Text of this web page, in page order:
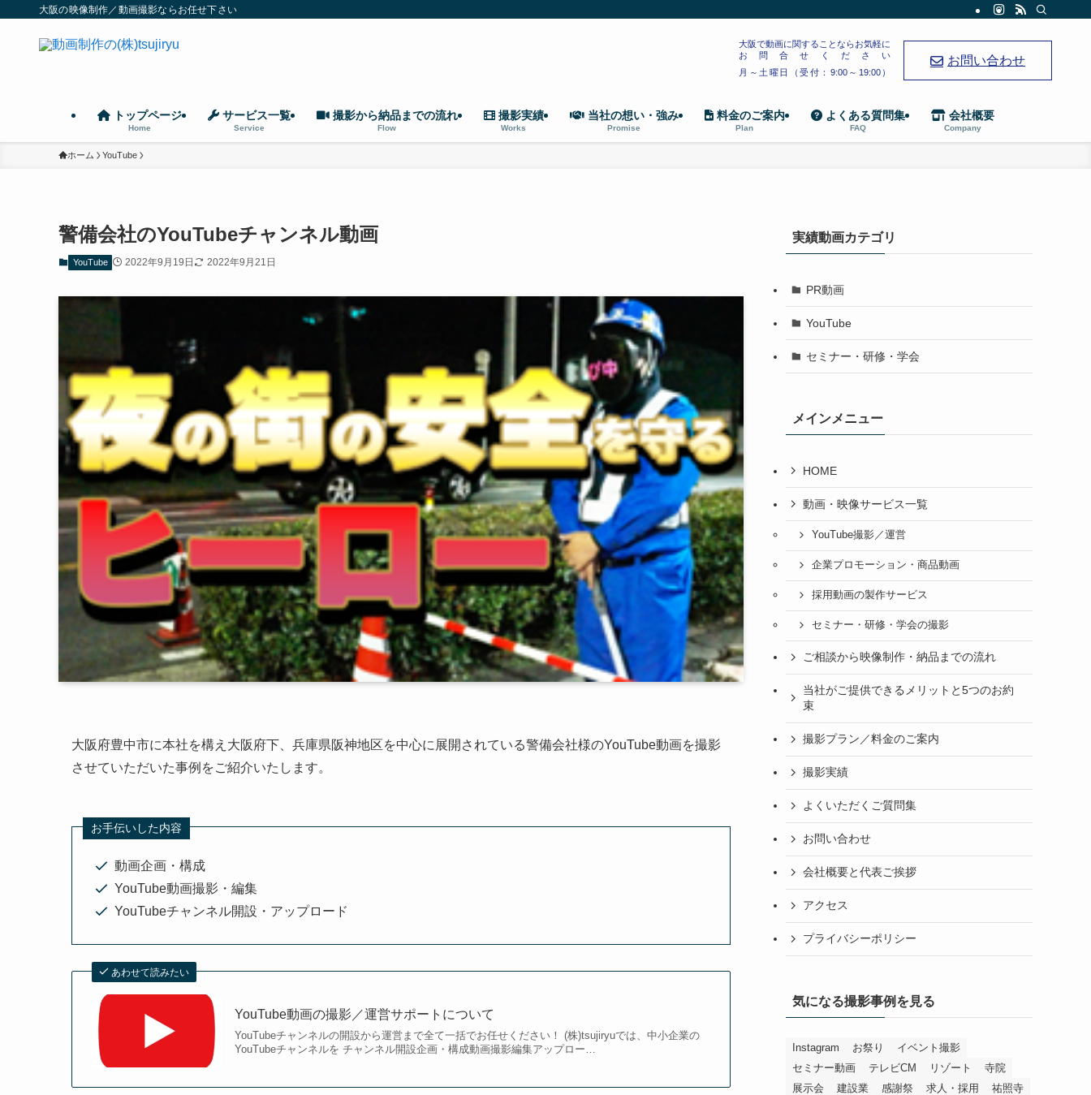
大阪の映像制作／動画撮影ならお任せ下さい
大阪で動画に関することならお気軽に
お問合せください
月～土曜日（受付：9:00～19:00）
お問い合わせ
トップページ
Home
サービス一覧
Service
撮影から納品までの流れ
Flow
撮影実績
Works
当社の想い・強み
Promise
料金のご案内
Plan
よくある質問集
FAQ
会社概要
Company
ホーム YouTube
警備会社のYouTubeチャンネル動画
YouTube 2022年9月19日 2022年9月21日
大阪府豊中市に本社を構え大阪府下、兵庫県阪神地区を中心に展開されている警備会社様のYouTube動画を撮影
させていただいた事例をご紹介いたします。
お手伝いした内容
動画企画・構成
YouTube動画撮影・編集
YouTubeチャンネル開設・アップロード
あわせて読みたい
YouTube動画の撮影／運営サポートについて
YouTubeチャンネルの開設から運営まで全て一括でお任せください！ (株)tsujiryuでは、中小企業の
YouTubeチャンネルを チャンネル開設企画・構成動画撮影編集アップロー…
実績動画カテゴリ
PR動画
YouTube
セミナー・研修・学会
メインメニュー
HOME
動画・映像サービス一覧
YouTube撮影／運営
企業プロモーション・商品動画
採用動画の製作サービス
セミナー・研修・学会の撮影
ご相談から映像制作・納品までの流れ
当社がご提供できるメリットと5つのお約
束
撮影プラン／料金のご案内
撮影実績
よくいただくご質問集
お問い合わせ
会社概要と代表ご挨拶
アクセス
プライバシーポリシー
気になる撮影事例を見る
Instagram お祭り
イベント撮影
セミナー動画
テレビCM リゾート
寺院
展示会
建設業 感謝祭 求人・採用
祐照寺